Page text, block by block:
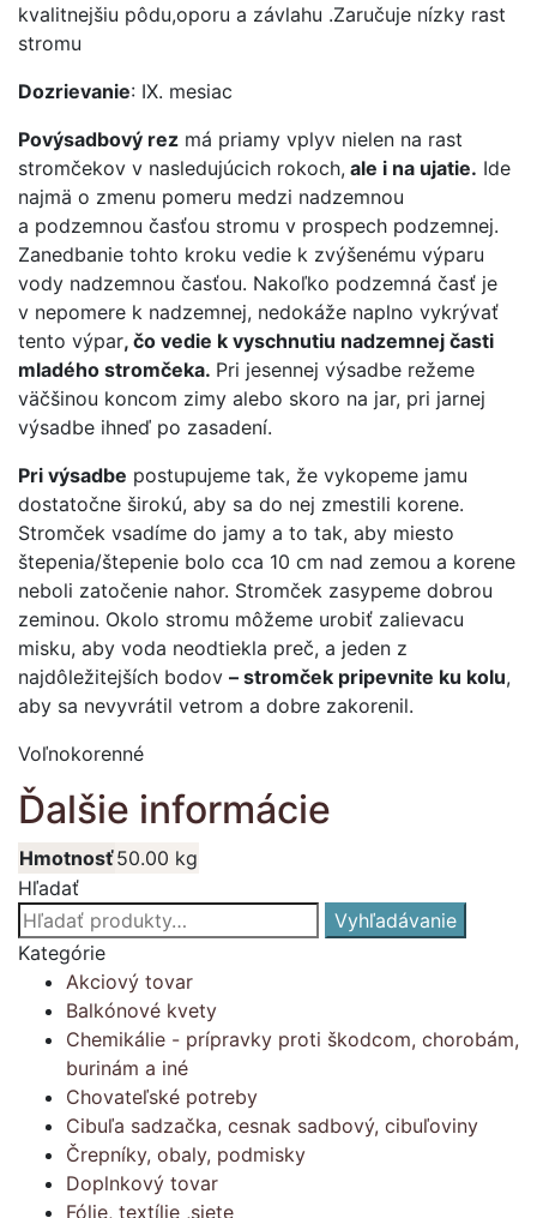
kvalitnejšiu pôdu,oporu a závlahu .Zaručuje nízky rast
stromu
Dozrievanie: IX. mesiac
Povýsadbový rez má priamy vplyv nielen na rast
stromčekov v nasledujúcich rokoch, ale i na ujatie. Ide
najmä o zmenu pomeru medzi nadzemnou
a podzemnou časťou stromu v prospech podzemnej.
Zanedbanie tohto kroku vedie k zvýšenému výparu
vody nadzemnou časťou. Nakoľko podzemná časť je
v nepomere k nadzemnej, nedokáže naplno vykrývať
tento výpar, čo vedie k vyschnutiu nadzemnej časti
mladého stromčeka. Pri jesennej výsadbe režeme
väčšinou koncom zimy alebo skoro na jar, pri jarnej
výsadbe ihneď po zasadení.
Pri výsadbe postupujeme tak, že vykopeme jamu
dostatočne širokú, aby sa do nej zmestili korene.
Stromček vsadíme do jamy a to tak, aby miesto
štepenia/štepenie bolo cca 10 cm nad zemou a korene
neboli zatočenie nahor. Stromček zasypeme dobrou
zeminou. Okolo stromu môžeme urobiť zalievacu
misku, aby voda neodtiekla preč, a jeden z
najdôležitejších bodov – stromček pripevnite ku kolu,
aby sa nevyvrátil vetrom a dobre zakorenil.
Voľnokorenné
Ďalšie informácie
Hmotnosť50.00 kg
Hľadať
Hľadať:
Vyhľadávanie
Kategórie
Akciový tovar
Balkónové kvety
Chemikálie - prípravky proti škodcom, chorobám,
burinám a iné
Chovateľské potreby
Cibuľa sadzačka, cesnak sadbový, cibuľoviny
Črepníky, obaly, podmisky
Doplnkový tovar
Fólie, textílie ,siete